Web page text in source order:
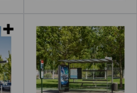
Parada de autobús